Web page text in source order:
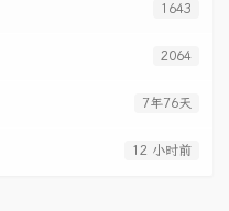
1643
2064
7年76天
12 小时前